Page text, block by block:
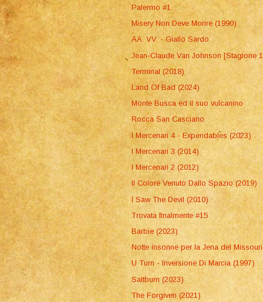
Palermo #1
Misery Non Deve Morire (1990)
AA. VV. - Giallo Sardo
Jean-Claude Van Johnson [Stagione
Terminal (2018)
Land Of Bad (2024)
Monte Busca ed il suo vulcanino
Rocca San Casciano
I Mercenari 4 - Expendables (2023)
I Mercenari 3 (2014)
I Mercenari 2 (2012)
Il Colore Venuto Dallo Spazio (2019)
I Saw The Devil (2010)
Trovata finalmente #15
Barbie (2023)
Notte insonne per la Jena del Missouri
U Turn - Inversione Di Marcia (1997)
Saltburn (2023)
The Forgiven (2021)